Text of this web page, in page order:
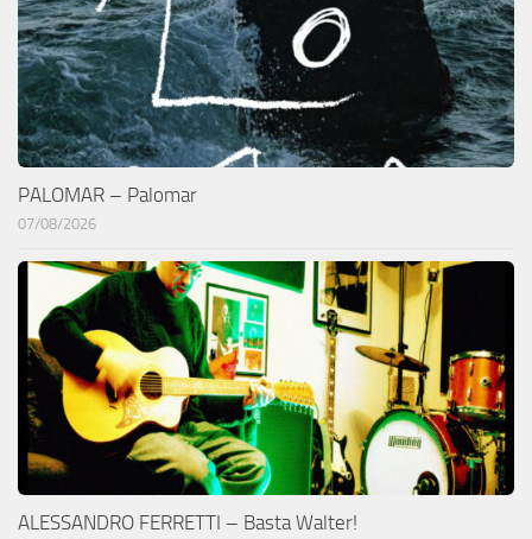
PALOMAR – Palomar
07/08/2026
ALESSANDRO FERRETTI – Basta Walter!